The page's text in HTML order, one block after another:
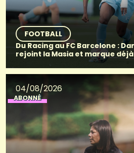
FOOTBALL
Du Racing au FC Barcelone :
rejoint la Masia et marque déjà
04/08/2026
ABONNÉ